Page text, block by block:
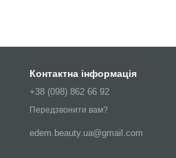
Контактна інформація
+38 (098) 862 66 92
Передзвонити вам?
edem.beauty.ua@gmail.com